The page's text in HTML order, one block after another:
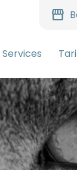
storefront
Services